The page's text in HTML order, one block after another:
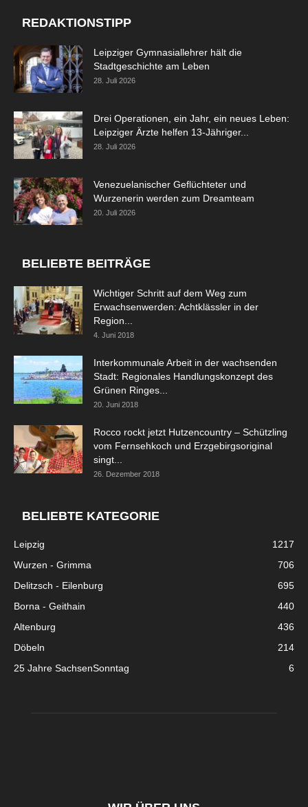
REDAKTIONSTIPP
Leipziger Gymnasiallehrer hält die
Stadtgeschichte am Leben
28. Juli 2026
Drei Operationen, ein Jahr, ein neues Leben:
Leipziger Ärzte helfen 13-Jähriger...
28. Juli 2026
Venezuelanischer Geflüchteter und
Wurzenerin werden zum Dreamteam
20. Juli 2026
BELIEBTE BEITRÄGE
Wichtiger Schritt auf dem Weg zum
Erwachsenwerden: Achtklässler in der
Region...
4. Juni 2018
Interkommunale Arbeit in der wachsenden
Stadt: Regionales Handlungskonzept des
Grünen Ringes...
20. Juni 2018
Rocco rockt jetzt Hutzencountry – Schützling
vom Fernsehkoch und Erzgebirgsoriginal
singt...
26. Dezember 2018
BELIEBTE KATEGORIE
Leipzig
1217
Wurzen - Grimma
706
Delitzsch - Eilenburg
695
Borna - Geithain
440
Altenburg
436
Döbeln
214
25 Jahre SachsenSonntag
6